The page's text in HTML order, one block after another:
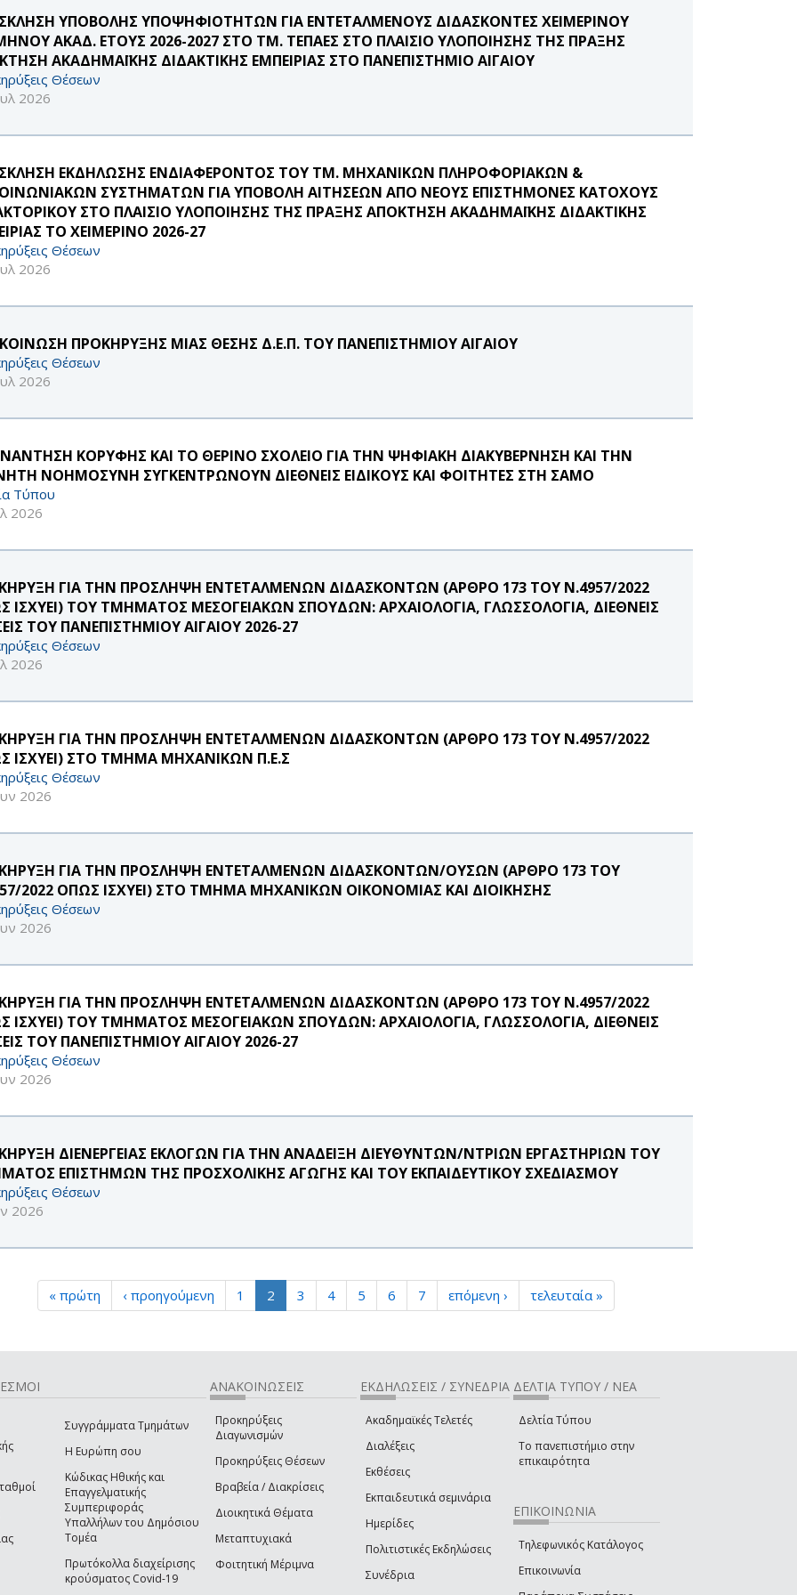
ΥΠΟΒΟΛΗΣ ΥΠΟΨΗΦΙΟΤΗΤΩΝ ΓΙΑ ΕΝΤΕΤΑΛΜΕΝΟΥΣ ΔΙΔΑΣΚΟΝΤΕΣ ΧΕΙΜΕΡΙΝΟΥ
ΑΚΑΔ. ΕΤΟΥΣ 2026-2027 ΣΤΟ ΤΜ. ΤΕΠΑΕΣ ΣΤΟ ΠΛΑΙΣΙΟ ΥΛΟΠΟΙΗΣΗΣ ΤΗΣ ΠΡΑΞΗΣ
ΑΚΑΔΗΜΑΪΚΗΣ ΔΙΔΑΚΤΙΚΗΣ ΕΜΠΕΙΡΙΑΣ ΣΤΟ ΠΑΝΕΠΙΣΤΗΜΙΟ ΑΙΓΑΙΟΥ
Θέσεων
2026
ΕΚΔΗΛΩΣΗΣ ΕΝΔΙΑΦΕΡΟΝΤΟΣ ΤΟΥ ΤΜ. ΜΗΧΑΝΙΚΩΝ ΠΛΗΡΟΦΟΡΙΑΚΩΝ &
ΣΥΣΤΗΜΑΤΩΝ ΓΙΑ ΥΠΟΒΟΛΗ ΑΙΤΗΣΕΩΝ ΑΠΟ ΝΕΟΥΣ ΕΠΙΣΤΗΜΟΝΕΣ ΚΑΤΟΧΟΥΣ
ΣΤΟ ΠΛΑΙΣΙΟ ΥΛΟΠΟΙΗΣΗΣ ΤΗΣ ΠΡΑΞΗΣ ΑΠΟΚΤΗΣΗ ΑΚΑΔΗΜΑΪΚΗΣ ΔΙΔΑΚΤΙΚΗΣ
ΤΟ ΧΕΙΜΕΡΙΝΟ 2026-27
Θέσεων
2026
ΠΡΟΚΗΡΥΞΗΣ ΜΙΑΣ ΘΕΣΗΣ Δ.Ε.Π. ΤΟΥ ΠΑΝΕΠΙΣΤΗΜΙΟΥ ΑΙΓΑΙΟΥ
Θέσεων
2026
ΚΟΡΥΦΗΣ ΚΑΙ ΤΟ ΘΕΡΙΝΟ ΣΧΟΛΕΙΟ ΓΙΑ ΤΗΝ ΨΗΦΙΑΚΗ ΔΙΑΚΥΒΕΡΝΗΣΗ ΚΑΙ ΤΗΝ
ΝΟΗΜΟΣΥΝΗ ΣΥΓΚΕΝΤΡΩΝΟΥΝ ΔΙΕΘΝΕΙΣ ΕΙΔΙΚΟΥΣ ΚΑΙ ΦΟΙΤΗΤΕΣ ΣΤΗ ΣΑΜΟ
Τύπου
2026
ΓΙΑ ΤΗΝ ΠΡΟΣΛΗΨΗ ΕΝΤΕΤΑΛΜΕΝΩΝ ΔΙΔΑΣΚΟΝΤΩΝ (ΑΡΘΡΟ 173 ΤΟΥ Ν.4957/2022
ΙΣΧΥΕΙ) ΤΟΥ ΤΜΗΜΑΤΟΣ ΜΕΣΟΓΕΙΑΚΩΝ ΣΠΟΥΔΩΝ: ΑΡΧΑΙΟΛΟΓΙΑ, ΓΛΩΣΣΟΛΟΓΙΑ, ΔΙΕΘΝΕΙΣ
ΤΟΥ ΠΑΝΕΠΙΣΤΗΜΙΟΥ ΑΙΓΑΙΟΥ 2026-27
Θέσεων
2026
ΓΙΑ ΤΗΝ ΠΡΟΣΛΗΨΗ ΕΝΤΕΤΑΛΜΕΝΩΝ ΔΙΔΑΣΚΟΝΤΩΝ (ΑΡΘΡΟ 173 ΤΟΥ Ν.4957/2022
ΙΣΧΥΕΙ) ΣΤΟ ΤΜΗΜΑ ΜΗΧΑΝΙΚΩΝ Π.Ε.Σ
Θέσεων
2026
ΓΙΑ ΤΗΝ ΠΡΟΣΛΗΨΗ ΕΝΤΕΤΑΛΜΕΝΩΝ ΔΙΔΑΣΚΟΝΤΩΝ/ΟΥΣΩΝ (ΑΡΘΡΟ 173 ΤΟΥ
2022 ΟΠΩΣ ΙΣΧΥΕΙ) ΣΤΟ ΤΜΗΜΑ ΜΗΧΑΝΙΚΩΝ ΟΙΚΟΝΟΜΙΑΣ ΚΑΙ ΔΙΟΙΚΗΣΗΣ
Θέσεων
2026
ΓΙΑ ΤΗΝ ΠΡΟΣΛΗΨΗ ΕΝΤΕΤΑΛΜΕΝΩΝ ΔΙΔΑΣΚΟΝΤΩΝ (ΑΡΘΡΟ 173 ΤΟΥ Ν.4957/2022
ΙΣΧΥΕΙ) ΤΟΥ ΤΜΗΜΑΤΟΣ ΜΕΣΟΓΕΙΑΚΩΝ ΣΠΟΥΔΩΝ: ΑΡΧΑΙΟΛΟΓΙΑ, ΓΛΩΣΣΟΛΟΓΙΑ, ΔΙΕΘΝΕΙΣ
ΤΟΥ ΠΑΝΕΠΙΣΤΗΜΙΟΥ ΑΙΓΑΙΟΥ 2026-27
Θέσεων
2026
ΔΙΕΝΕΡΓΕΙΑΣ ΕΚΛΟΓΩΝ ΓΙΑ ΤΗΝ ΑΝΑΔΕΙΞΗ ΔΙΕΥΘΥΝΤΩΝ/ΝΤΡΙΩΝ ΕΡΓΑΣΤΗΡΙΩΝ ΤΟΥ
ΕΠΙΣΤΗΜΩΝ ΤΗΣ ΠΡΟΣΧΟΛΙΚΗΣ ΑΓΩΓΗΣ ΚΑΙ ΤΟΥ ΕΚΠΑΙΔΕΥΤΙΚΟΥ ΣΧΕΔΙΑΣΜΟΥ
Θέσεων
2026
« πρώτη ‹ προηγούμενη 1 2 3 4 5 6 7 επόμενη › τελευταία »
Συγγράμματα Τμημάτων
Η Ευρώπη σου
Κώδικας Ηθικής και
Επαγγελματικής
Συμπεριφοράς
Υπαλλήλων του Δημόσιου
Τομέα
Πρωτόκολλα διαχείρισης
κρούσματος Covid-19
ΑΝΑΚΟΙΝΩΣΕΙΣ
Προκηρύξεις
Διαγωνισμών
Προκηρύξεις Θέσεων
Βραβεία / Διακρίσεις
Διοικητικά Θέματα
Μεταπτυχιακά
Φοιτητική Μέριμνα
ΕΚΔΗΛΩΣΕΙΣ / ΣΥΝΕΔΡΙΑ
Ακαδημαϊκές Τελετές
Διαλέξεις
Εκθέσεις
Εκπαιδευτικά σεμινάρια
Ημερίδες
Πολιτιστικές Εκδηλώσεις
Συνέδρια
ΔΕΛΤΙΑ ΤΥΠΟΥ / ΝΕΑ
Δελτία Τύπου
Το πανεπιστήμιο στην
επικαιρότητα
ΕΠΙΚΟΙΝΩΝΙΑ
Τηλεφωνικός Κατάλογος
Επικοινωνία